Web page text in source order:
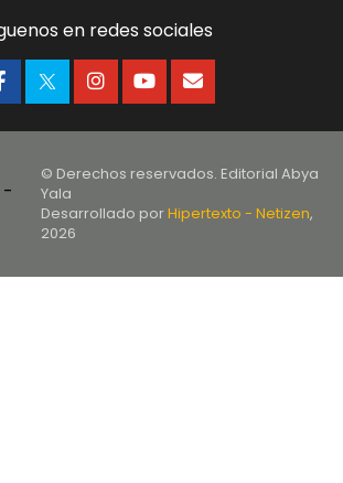
en redes sociales
© Derechos reservados. Editorial Abya
Yala
Desarrollado porHipertexto - Netizen,
2026